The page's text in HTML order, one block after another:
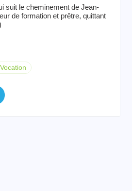
suit le cheminement de Jean-
de formation et prêtre, quittant
Vocation